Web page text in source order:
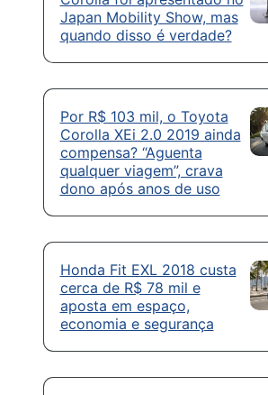
Japan Mobility Show, mas
quando disso é verdade?
Por R$ 103 mil, o Toyota
Corolla XEi 2.0 2019 ainda
compensa? “Aguenta
qualquer viagem”, crava
dono após anos de uso
Honda Fit EXL 2018 custa
cerca de R$ 78 mil e
aposta em espaço,
economia e segurança